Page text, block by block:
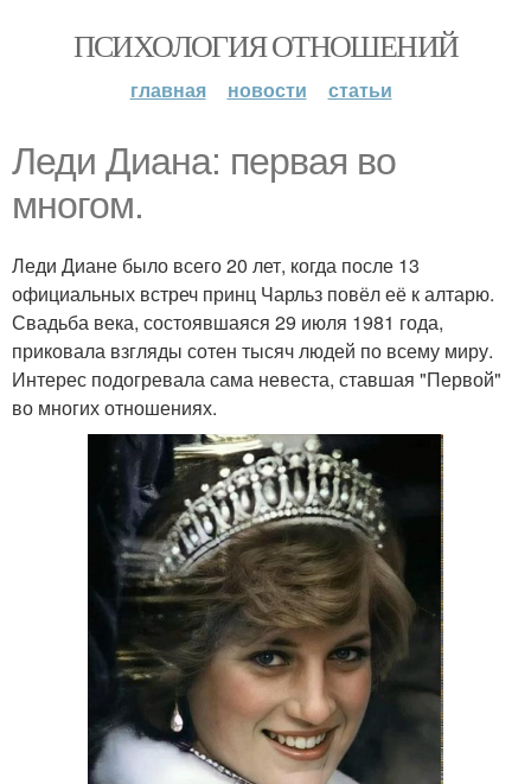
ПСИХОЛОГИЯ ОТНОШЕНИЙ
главная новости статьи
Леди Диана: первая во
многом.
Леди Диане было всего 20 лет, когда после 13
официальных встреч принц Чарльз повёл её к алтарю.
Свадьба века, состоявшаяся 29 июля 1981 года,
приковала взгляды сотен тысяч людей по всему миру.
Интерес подогревала сама невеста, ставшая "Первой"
во многих отношениях.